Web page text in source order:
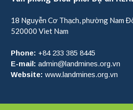
18 Nguyễn Cơ Thạch, phường Nam
520000 Viet Nam
Phone: +84 233 385 8445
E-mail: admin@landmines.org.vn
Website: www.landmines.org.vn